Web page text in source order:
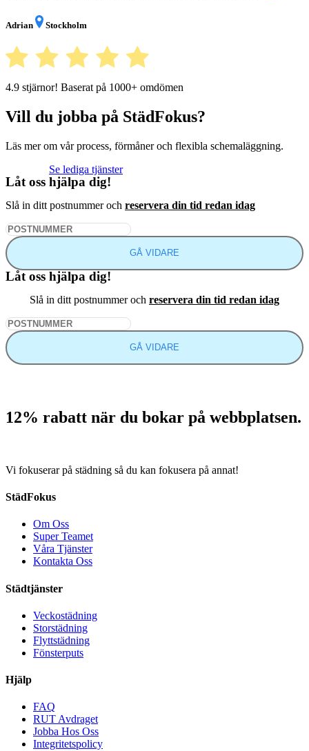
Adrian Stockholm
4.9 stjärnor! Baserat på 1000+ omdömen
Vill du jobba på StädFokus?
Läs mer om vår process, förmåner och flexibla schemaläggning.
Se lediga tjänster
Låt oss hjälpa dig!
Slå in ditt postnummer och reservera din tid redan idag
GÅ VIDARE
Låt oss hjälpa dig!
Slå in ditt postnummer och reservera din tid redan idag
GÅ VIDARE
12% rabatt när du bokar på webbplatsen.
Vi fokuserar på städning så du kan fokusera på annat!
StädFokus
Om Oss
Super Teamet
Våra Tjänster
Kontakta Oss
Städtjänster
Veckostädning
Storstädning
Flyttstädning
Fönsterputs
Hjälp
FAQ
RUT Avdraget
Jobba Hos Oss
Integritetspolicy